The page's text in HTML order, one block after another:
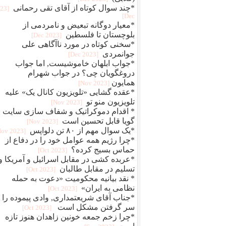
*چند سوال کوتاه از آقای تقی رحمانی
Dec]
*معیار دوگانه تبعیض و نامردمی از
بلوچستان تا فلسطین
[2023 Dec]
*سخنی کوتاه در مورد ناآگاهی علی
جوانمردی
[2023 Dec]
*جواب ابلهان خاموشیست, اما جواب
دروغگویان چی؟ در جواب شهرام
همایون [2023 Nov]
*عقده گشایی «تلویزیون کانال یک» علیه
تلویزیون منو تو
[2023 Nov]
* اقدام دموکراتیک و شفاف سازی سایت
گویا قابل تحسین است
[2023 Nov]
*یک سوال مهم از ۸۰ تن دلواپس [2023 Nov]
*چرا رژیم همه عوامل خود را در دفاع از
حماس بسیج کرده؟
[2023 Oct]
*عربده کشی در مقابل اسرائیل و آمریکا
تسلیم در مقابل طالبان
[2023 Oct]
* نقد بیانیه محکومیت «دعوت به حمله
نظامی به ایران»
[2023 Oct]
*جناب آقای شریعتمداری, وادی پیموده را
سر گرفتن مشکل است
[2023 Oct]
*چرا زخم جمعه خونین زاهدان هنوز تازه